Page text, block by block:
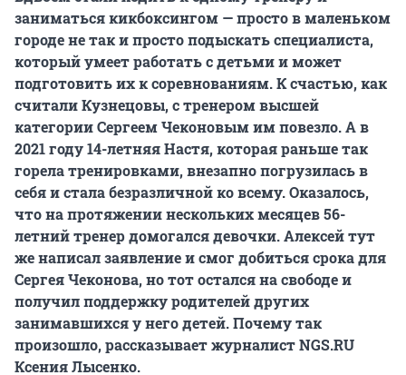
заниматься кикбоксингом — просто в маленьком
городе не так и просто подыскать специалиста,
который умеет работать с детьми и может
подготовить их к соревнованиям. К счастью, как
считали Кузнецовы, с тренером высшей
категории Сергеем Чеконовым им повезло. А в
2021 году 14-летняя Настя, которая раньше так
горела тренировками, внезапно погрузилась в
себя и стала безразличной ко всему. Оказалось,
что на протяжении нескольких месяцев 56-
летний тренер домогался девочки. Алексей тут
же написал заявление и смог добиться срока для
Сергея Чеконова, но тот остался на свободе и
получил поддержку родителей других
занимавшихся у него детей. Почему так
произошло, рассказывает журналист NGS.RU
Ксения Лысенко.